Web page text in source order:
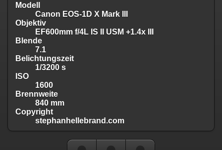
Modell
Canon EOS-1D X Mark III
Objektiv
EF600mm f/4L IS II USM +1.4x III
Blende
7.1
Belichtungszeit
1/3200 s
ISO
1600
Brennweite
840 mm
Copyright
stephanhellebrand.com